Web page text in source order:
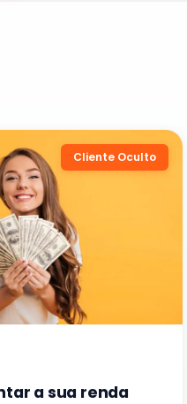
Cliente Oculto
a sua renda